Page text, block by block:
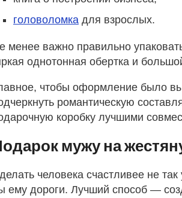
головоломка для взрослых.
менее важно правильно
однотонная обертка и
чтобы оформление было
романтическую
коробку лучшими
мужу на
человека счастливее не
ему дороги. Лучший способ —